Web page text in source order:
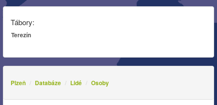
Tábory:
Terezín
Plzeň Databáze Lidé Osoby